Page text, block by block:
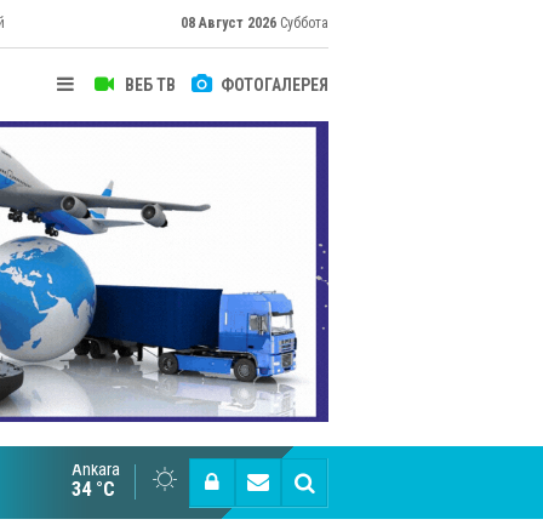
08 Август 2026 Суббота
ВЕБ ТВ ФОТОГАЛЕРЕЯ
Cottonhill покоряет мировые рынки
Ankara
34 °C